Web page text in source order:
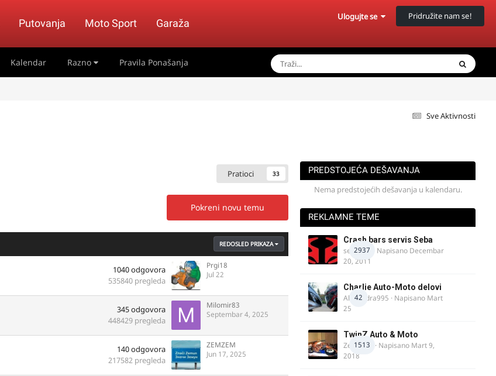
Putovanja Moto Sport Garaža
Ulogujte se Pridružite nam se!
Kalendar Razno Pravila Ponašanja
Sve Aktivnosti
Pratioci 33
Pokreni novu temu
REDOSLED PRIKAZA
1040odgovora
535840 pregleda
Prgi18
Jul 22
345odgovora
448429 pregleda
Milomir83
Septembar 4, 2025
140odgovora
217582 pregleda
ZEMZEM
Jun 17, 2025
PREDSTOJEĆA DEŠAVANJA
Nema predstojećih dešavanja u kalendaru.
REKLAMNE TEME
2937
Crash bars servis Seba
seba011 · Napisano Decembar
20, 2011
42
Charlie Auto-Moto delovi
Alexandra995 · Napisano Mart
25
1513
TwinZ Auto & Moto
Zeljkamp · Napisano Mart 9,
2018